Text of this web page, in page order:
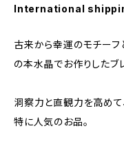
International
古来から幸運のモチーフ
の本水晶でお作りしたブ
洞察力と直観力を高めて
特に人気のお品。